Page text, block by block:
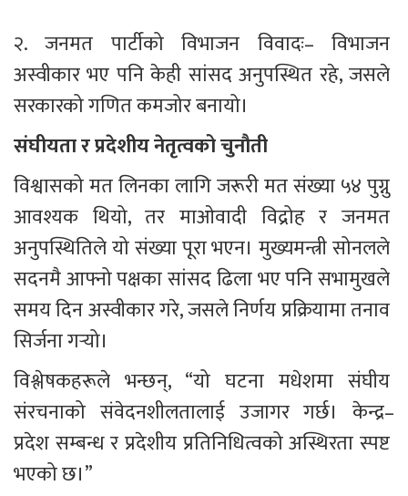
२. जनमत पार्टीको विभाजन विवादः– विभाजन
अस्वीकार भए पनि केही सांसद अनुपस्थित रहे, जसले
सरकारको गणित कमजोर बनायो।
संघीयता र प्रदेशीय नेतृत्वको चुनौती
विश्वासको मत लिनका लागि जरूरी मत संख्या ५४ पुग्नु
आवश्यक थियो, तर माओवादी विद्रोह र जनमत
अनुपस्थितिले यो संख्या पूरा भएन। मुख्यमन्त्री सोनलले
सदनमै आफ्नो पक्षका सांसद ढिला भए पनि सभामुखले
समय दिन अस्वीकार गरे, जसले निर्णय प्रक्रियामा तनाव
सिर्जना गर्‍यो।
विश्लेषकहरूले भन्छन्, “यो घटना मधेशमा संघीय
संरचनाको संवेदनशीलतालाई उजागर गर्छ। केन्द्र–
प्रदेश सम्बन्ध र प्रदेशीय प्रतिनिधित्वको अस्थिरता स्पष्ट
भएको छ।”